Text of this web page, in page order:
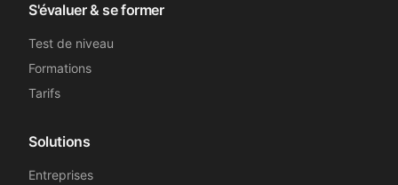
S'évaluer & se former
Test de niveau
Formations
Tarifs
Solutions
Entreprises